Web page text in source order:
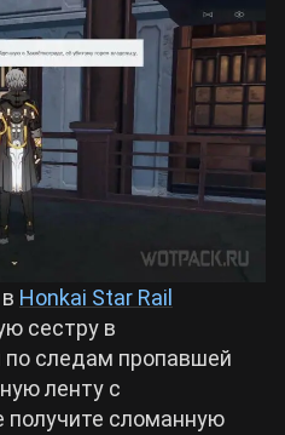
2
Honkai Star Rail
сестру в
по следам пропавшей
ленту с
получите сломанную